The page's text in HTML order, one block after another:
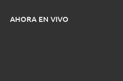
AHORA EN VIVO